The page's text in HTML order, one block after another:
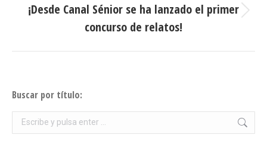
Publicación
siguiente:
¡Desde Canal Sénior se ha lanzado el primer
concurso de relatos!
Buscar por título:
Buscar: